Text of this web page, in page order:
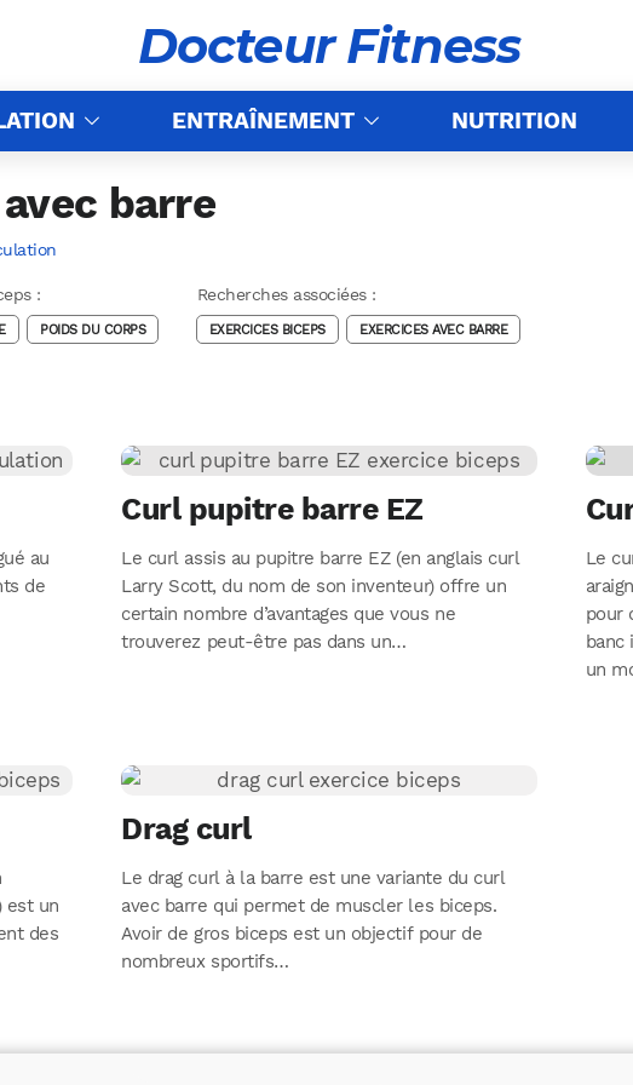
Docteur Fitness
ENTRAÎNEMENT NUTRITION
barre
:
POIDS DU CORPS
Recherches associées :
EXERCICES BICEPS EXERCICES AVEC BARRE
au
de
Curl pupitre barre EZ
Le curl assis au pupitre barre EZ (en anglais curl
Larry Scott, du nom de son inventeur) offre un
certain nombre d’avantages que vous ne
trouverez peut-être pas dans un…
Le
pour
un
est un
des
Drag curl
Le drag curl à la barre est une variante du curl
avec barre qui permet de muscler les biceps.
Avoir de gros biceps est un objectif pour de
nombreux sportifs…